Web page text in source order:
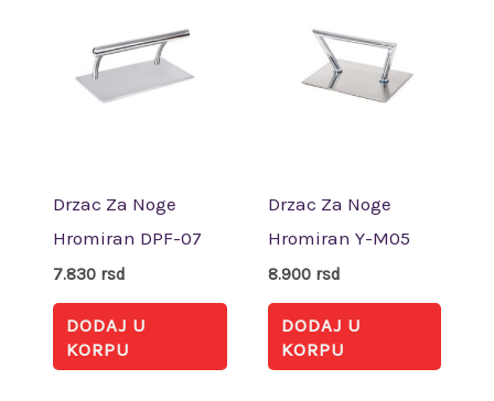
Drzac Za Noge
Hromiran DPF-07
7.830 rsd
DODAJ U
KORPU
Drzac Za Noge
Hromiran Y-M05
8.900 rsd
DODAJ U
KORPU